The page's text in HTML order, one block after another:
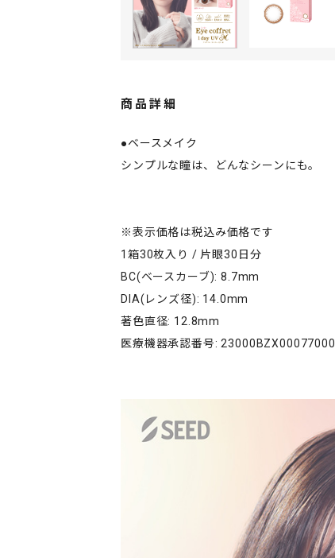
商品詳細
●ベースメイク
シンプルな瞳は、どんなシーンにも。
※表示価格は税込み価格です
1箱30枚入り / 片眼30日分
BC(ベースカーブ): 8.7mm
DIA(レンズ径): 14.0mm
著色直径: 12.8mm
医療機器承認番号: 23000BZX00077000